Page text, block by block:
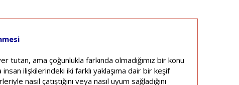
ama çoğunlukla farkında olmadığımız bir konu
ilişkilerindeki iki farklı yaklaşıma dair bir keşif
nasıl çatıştığını veya nasıl uyum sağladığını